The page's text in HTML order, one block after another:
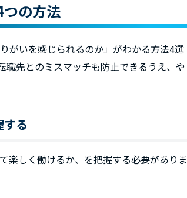
の方法
がいを感じられるのか」がわかる方法4選
職先とのミスマッチも防止できるうえ、や
する
楽しく働けるか、を把握する必要がありま